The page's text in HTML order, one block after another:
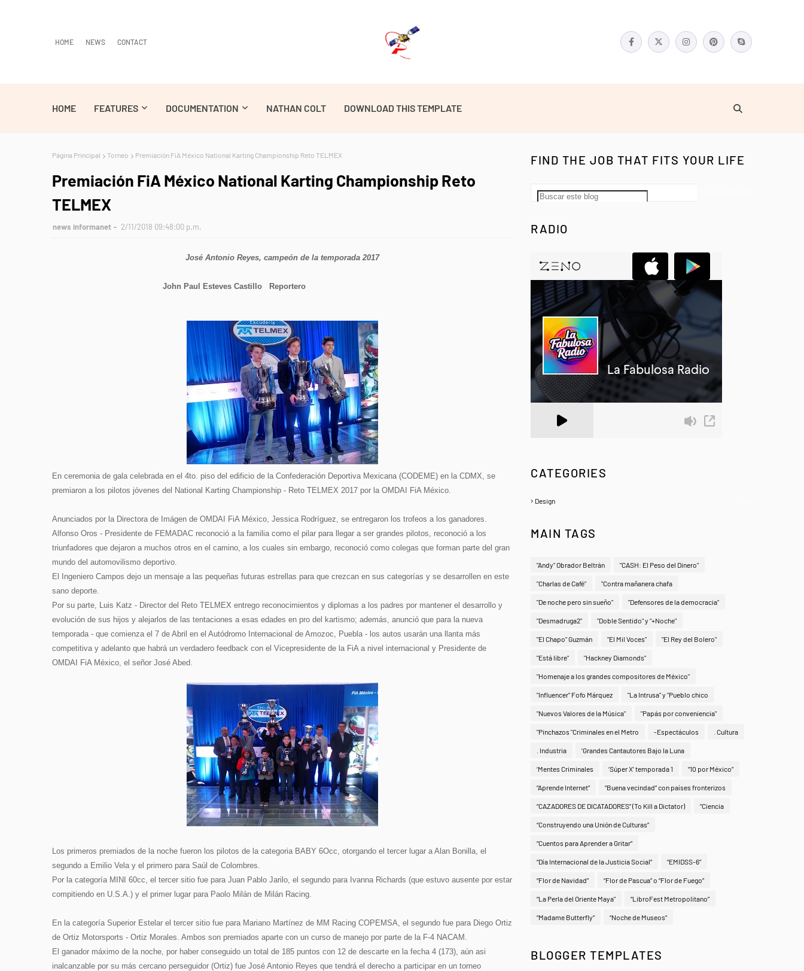
HOME NEWS CONTACT
HOME FEATURES DOCUMENTATION NATHAN COLT DOWNLOAD THIS TEMPLATE
Página Principal Torneo Premiación FiA México National Karting Championship Reto TELMEX
Premiación FiA México National Karting Championship Reto
TELMEX
news informanet 2/11/2018 09:48:00 p.m.
José Antonio Reyes, campeón de la temporada 2017
John Paul Esteves Castillo Reportero
En ceremonia de gala celebrada en el 4to. piso del edificio de la Confederación Deportiva Mexicana (CODEME) en la CDMX, se
premiaron a los pilotos jóvenes del National Karting Championship - Reto TELMEX 2017 por la OMDAI FiA México.
Anunciados por la Directora de Imágen de OMDAI FiA México, Jessica Rodríguez, se entregaron los trofeos a los ganadores.
Alfonso Oros - Presidente de FEMADAC reconoció a la familia como el pilar para llegar a ser grandes pilotos, reconoció a los
triunfadores que dejaron a muchos otros en el camino, a los cuales sin embargo, reconoció como colegas que forman parte del gran
mundo del automovilismo deportivo.
El Ingeniero Campos dejo un mensaje a las pequeñas futuras estrellas para que crezcan en sus categorías y se desarrollen en este
sano deporte.
Por su parte, Luis Katz - Director del Reto TELMEX entrego reconocimientos y diplomas a los padres por mantener el desarrollo y
evolución de sus hijos y alejarlos de las tentaciones a esas edades en pro del kartismo; además, anunció que para la nueva
temporada - que comienza el 7 de Abril en el Autódromo Internacional de Amozoc, Puebla - los autos usarán una llanta más
competitiva y adelanto que habrá un verdadero feedback con el Vicepresidente de la FiA a nivel internacional y Presidente de
OMDAI FiA México, el señor José Abed.
Los primeros premiados de la noche fueron los pilotos de la categoria BABY 6Occ, otorgando el tercer lugar a Alan Bonilla, el
segundo a Emilio Vela y el primero para Saúl de Colombres.
Por la categoría MINI 60cc, el tercer sitio fue para Juan Pablo Jarilo, el segundo para Ivanna Richards (que estuvo ausente por estar
compitiendo en U.S.A.) y el primer lugar para Paolo Milán de Milán Racing.
En la categoría Superior Estelar el tercer sitio fue para Mariano Martínez de MM Racing COPEMSA, el segundo fue para Diego Ortiz
de Ortiz Motorsports - Ortiz Morales. Ambos son premiados aparte con un curso de manejo por parte de la F-4 NACAM.
El ganador máximo de la noche, por haber conseguido un total de 185 puntos con 12 de descarte en la fecha 4 (173), aún asi
inalcanzable por su más cercano perseguidor (Ortiz) fue José Antonio Reyes que tendrá el derecho a participar en un torneo
FIND THE JOB THAT FITS YOUR LIFE
RADIO
CATEGORIES
Design
MAIN TAGS
"Andy" Obrador Beltrán "CASH: El Peso del Dinero"
"Charlas de Café" "Contra mañanera chafa
"De noche pero sin sueño" "Defensores de la democracia"
"Desmadruga2" "Doble Sentido" y "+Noche"
"El Chapo" Guzmán "El Mil Voces" "El Rey del Bolero"
"Está libre" "Hackney Diamonds"
"Homenaje a los grandes compositores de México"
"Influencer" Fofo Márquez "La Intrusa" y "Pueblo chico
"Nuevos Valores de la Música" "Papás por conveniencia"
"Pinchazos "Criminales en el Metro -Espectáculos . Cultura
. Industria ‘Grandes Cantautores Bajo la Luna
‘Mentes Criminales ‘Súper X’ temporada 1 “10 por México”
“Aprende Internet” “Buena vecindad” con países fronterizos
“CAZADORES DE DICATADORES” (To Kill a Dictator) “Ciencia
“Construyendo una Unión de Culturas”
“Cuentos para Aprender a Gritar”
“Día Internacional de la Justicia Social” “EMIDSS-6”
“Flor de Navidad” “Flor de Pascua” o “Flor de Fuego”
“La Perla del Oriente Maya" “LibroFest Metropolitano”
“Madame Butterfly” “Noche de Museos”
BLOGGER TEMPLATES